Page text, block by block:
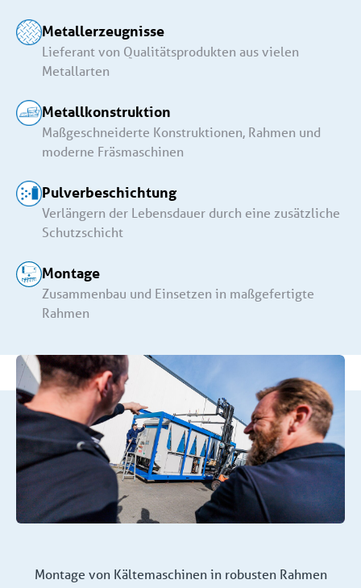
Metallerzeugnisse
Lieferant von Qualitätsprodukten aus vielen
Metallarten
Metallkonstruktion
Maßgeschneiderte Konstruktionen, Rahmen und
moderne Fräsmaschinen
Pulverbeschichtung
Verlängern der Lebensdauer durch eine zusätzliche
Schutzschicht
Montage
Zusammenbau und Einsetzen in maßgefertigte
Rahmen
Montage von Kältemaschinen in robusten Rahmen